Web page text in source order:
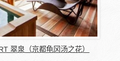
翠泉（京都龟冈汤之花）